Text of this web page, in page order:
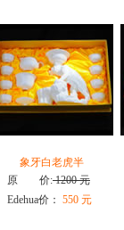
象牙白老虎半
原 价:1200 元
Edehua价： 550 元